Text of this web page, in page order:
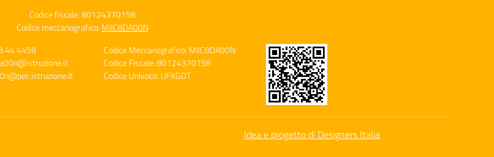
Codice fiscale: 80124370158
Codice meccanografico: MIIC8DA00N
44 4459
Codice Meccanografico: MIIC8DA00N
Codice Fiscale: 80124370158
Codice Univoco: UFXGDT
Idea e progetto di Designers Italia